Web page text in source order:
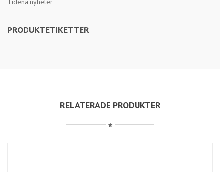
Tidena nyheter
PRODUKTETIKETTER
RELATERADE PRODUKTER